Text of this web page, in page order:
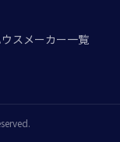
スメーカー一覧